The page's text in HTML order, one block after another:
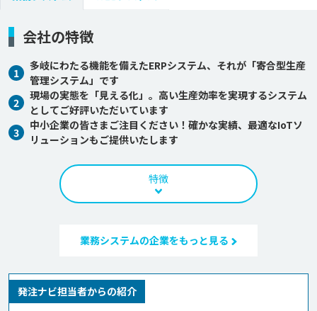
会社の特徴
1
多岐にわたる機能を備えたERPシステム、それが「寄合型生産
管理システム」です
2
現場の実態を「見える化」。高い生産効率を実現するシステム
としてご好評いただいています
3
中小企業の皆さまご注目ください！確かな実績、最適なIoTソ
リューションもご提供いたします
特徴
業務システムの企業をもっと見る
発注ナビ担当者からの紹介